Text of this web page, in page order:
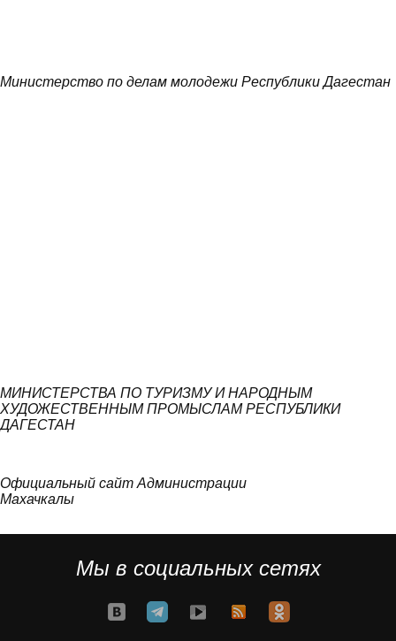
Министерство по делам молодежи Республики Дагестан
МИНИСТЕРСТВА ПО ТУРИЗМУ И НАРОДНЫМ
ХУДОЖЕСТВЕННЫМ ПРОМЫСЛАМ РЕСПУБЛИКИ
ДАГЕСТАН
Официальный сайт Администрации
Махачкалы
Мы в социальных сетях